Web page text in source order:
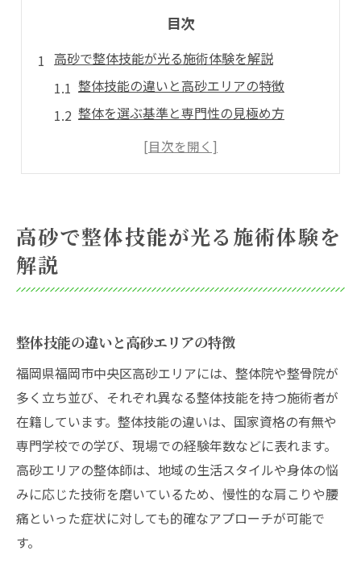
目次
高砂で整体技能が光る施術体験を解説
整体技能の違いと高砂エリアの特徴
整体を選ぶ基準と専門性の見極め方
体験から学ぶ整体技能の本質と満足度
慢性的な痛みには整体技能が重要
整体技能の違いが慢性症状に与える効果
整体を受けるなら高砂エリアが選ばれる理由
整体技能の高さが高砂で支持される理由
福岡市で整体を受けるなら高砂が最適
整体とアクセス性の良さが高砂の魅力
整体技能と高砂の安心感ある環境を解説
高砂エリアの整体技能が口コミで高評価
高砂で整体技能が光る施術体験を
解説
整体技能の違いと高砂エリアの特徴
福岡県福岡市中央区高砂エリアには、整体院や整骨院が
多く立ち並び、それぞれ異なる整体技能を持つ施術者が
在籍しています。整体技能の違いは、国家資格の有無や
専門学校での学び、現場での経験年数などに表れます。
高砂エリアの整体師は、地域の生活スタイルや身体の悩
みに応じた技術を磨いているため、慢性的な肩こりや腰
痛といった症状に対しても的確なアプローチが可能で
す。